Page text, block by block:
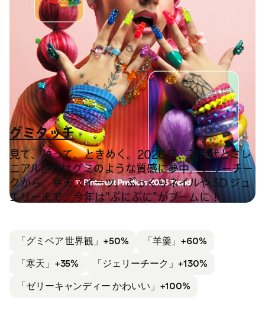
グミタッチ
見て、触って、ときめく。2026 年、Z 世代とミレ
ニアル世代はグミのような質感に夢中。ゼリーチー
クから、寒天スイーツ、ぷっくりネイルや 3D ジュ
エリーまで、今年は"ぷにぷに"がブームに！
「グミベア 世界観」 +50%
「羊羹」+60%
「寒天」+35%
「ジェリーチーク」+130%
「ゼリーキャンディー かわいい」 +100%